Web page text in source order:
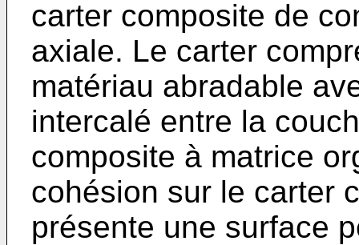
carter composite de
axiale. Le carter
matériau abradable
intercalé entre la
composite à matrice
cohésion sur le carter
présente une surface